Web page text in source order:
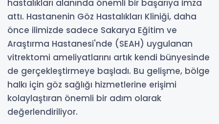
hastalıkları alanında önemli bir başarıya imza
attı. Hastanenin Göz Hastalıkları Kliniği, daha
önce ilimizde sadece Sakarya Eğitim ve
Araştırma Hastanesi'nde (SEAH) uygulanan
vitrektomi ameliyatlarını artık kendi bünyesinde
de gerçekleştirmeye başladı. Bu gelişme, bölge
halkı için göz sağlığı hizmetlerine erişimi
kolaylaştıran önemli bir adım olarak
değerlendiriliyor.